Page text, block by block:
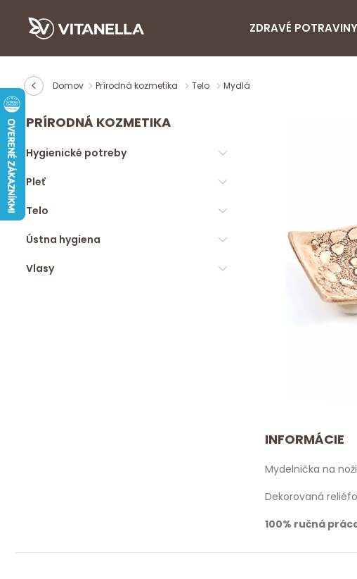
ZDRAVÉ POTRAVINY
Domov Prírodná kozmetika Telo Mydlá
PRÍRODNÁ KOZMETIKA
Hygienické potreby
Pleť
Telo
Ústna hygiena
Vlasy
INFORMÁCIE
Mydelnička na
Dekorovaná
100% ručná